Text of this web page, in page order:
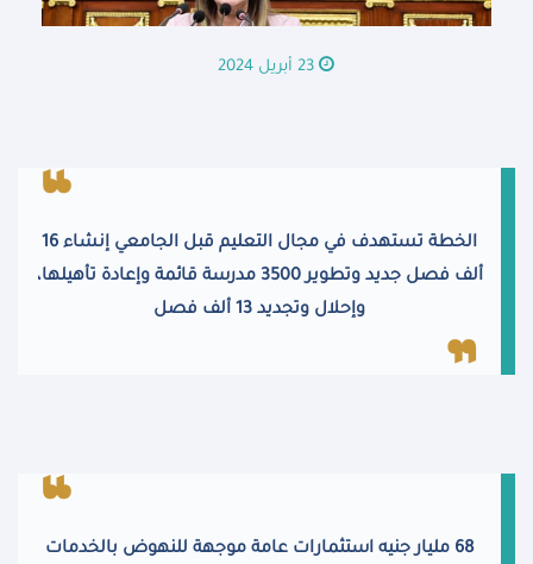
23 أبريل 2024
الخطة تستهدف في مجال التعليم قبل الجامعي إنشاء 16
ألف فصل جديد وتطوير 3500 مدرسة قائمة وإعادة تأهيلها،
وإحلال وتجديد 13 ألف فصل
68 مليار جنيه استثمارات عامة موجهة للنهوض بالخدمات